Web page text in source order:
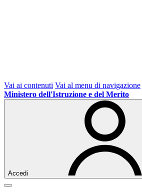
Vai ai contenuti Vai al menu di navigazione
Ministero dell'Istruzione e del Merito
Accedi